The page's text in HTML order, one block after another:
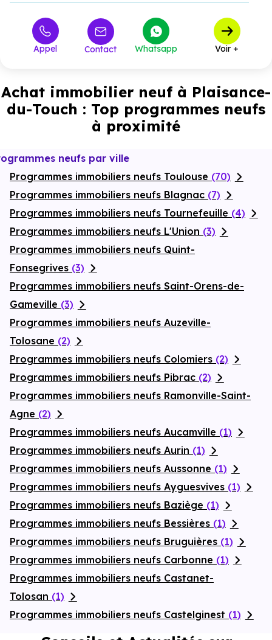
Appel Contact Whatsapp Voir +
Achat immobilier neuf à Plaisance-
du-Touch : Top programmes neufs
à proximité
neufs par ville
Programmes immobiliers neufs Toulouse (70)
Programmes immobiliers neufs Blagnac (7)
Programmes immobiliers neufs Tournefeuille (4)
Programmes immobiliers neufs L'Union (3)
Programmes immobiliers neufs Quint-
Fonsegrives (3)
Programmes immobiliers neufs Saint-Orens-de-
Gameville (3)
Programmes immobiliers neufs Auzeville-
Tolosane (2)
Programmes immobiliers neufs Colomiers (2)
Programmes immobiliers neufs Pibrac (2)
Programmes immobiliers neufs Ramonville-Saint-
Agne (2)
Programmes immobiliers neufs Aucamville (1)
Programmes immobiliers neufs Aurin (1)
Programmes immobiliers neufs Aussonne (1)
Programmes immobiliers neufs Ayguesvives (1)
Programmes immobiliers neufs Baziège (1)
Programmes immobiliers neufs Bessières (1)
Programmes immobiliers neufs Bruguières (1)
Programmes immobiliers neufs Carbonne (1)
Programmes immobiliers neufs Castanet-
Tolosan (1)
Programmes immobiliers neufs Castelginest (1)